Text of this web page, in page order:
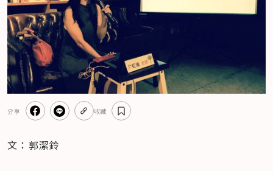
分享 收藏
文：郭潔鈴